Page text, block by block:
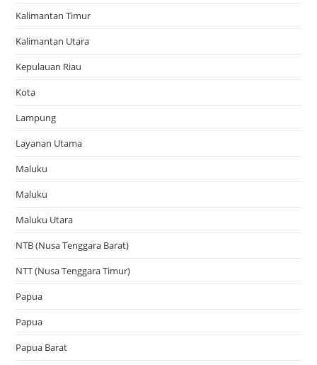
Kalimantan Timur
Kalimantan Utara
Kepulauan Riau
Kota
Lampung
Layanan Utama
Maluku
Maluku
Maluku Utara
NTB (Nusa Tenggara Barat)
NTT (Nusa Tenggara Timur)
Papua
Papua
Papua Barat